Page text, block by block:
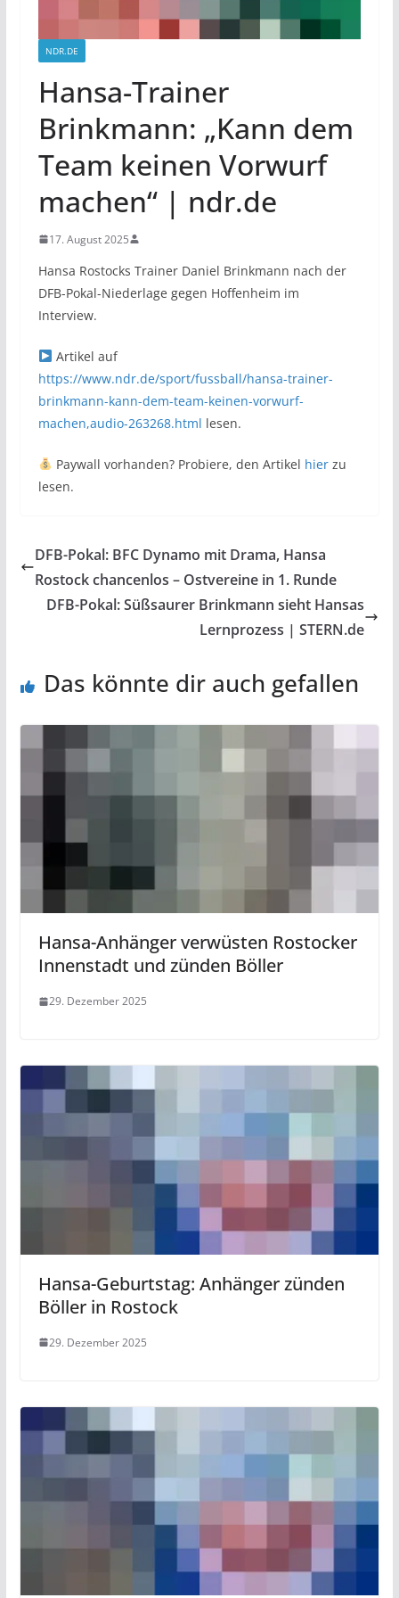
NDR.DE
Hansa-Trainer
Brinkmann: „Kann dem
Team keinen Vorwurf
machen“ | ndr.de
17. August 2025
Hansa Rostocks Trainer Daniel Brinkmann nach der
DFB-Pokal-Niederlage gegen Hoffenheim im
Interview.
Artikel auf
https://www.ndr.de/sport/fussball/hansa-trainer-
brinkmann-kann-dem-team-keinen-vorwurf-
machen,audio-263268.html lesen.
Paywall vorhanden? Probiere, den Artikel hierzu
lesen.
DFB-Pokal: BFC Dynamo mit Drama, Hansa
Rostock chancenlos – Ostvereine in 1. Runde
DFB-Pokal: Süßsaurer Brinkmann sieht Hansas
Lernprozess | STERN.de
Das könnte dir auch gefallen
Hansa-Anhänger verwüsten Rostocker
Innenstadt und zünden Böller
29. Dezember 2025
Hansa-Geburtstag: Anhänger zünden
Böller in Rostock
29. Dezember 2025